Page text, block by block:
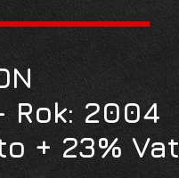
Rok: 2004
+ 23% Vat